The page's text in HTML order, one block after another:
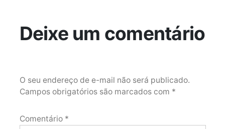
Deixe um comentário
O seu endereço de e-mail não será publicado.
Campos obrigatórios são marcados com *
Comentário *